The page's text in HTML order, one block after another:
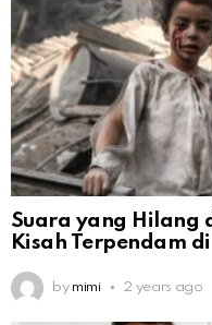
Suara yang Hilang
Kisah Terpendam
by mimi 2 years ago